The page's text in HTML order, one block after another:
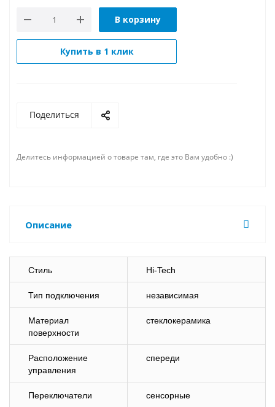
В корзину
Купить в 1 клик
Поделиться
Делитесь информацией о товаре там, где это Вам удобно :)
Описание
Стиль Hi-Tech
Тип подключения независимая
Материал
поверхности
стеклокерамика
Расположение
управления
спереди
Переключатели сенсорные